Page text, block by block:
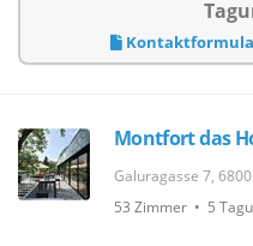
Montfort das
Galuragasse 7,
53 Zimmer • 5